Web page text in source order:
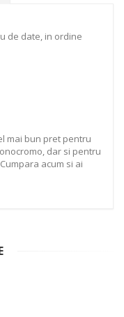
de date, in ordine
mai bun pret pentru
dar si pentru
acum si ai